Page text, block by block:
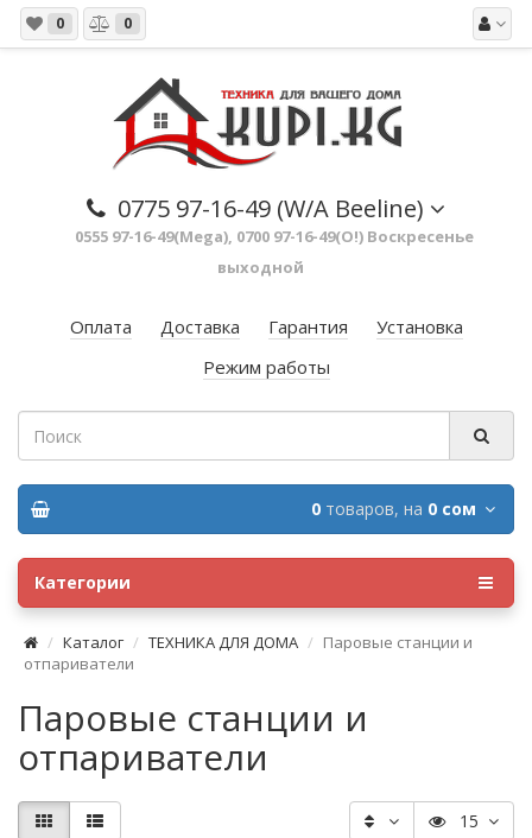
0 0
0775 97-16-49 (W/A Beeline)
0555 97-16-49(Mega), 0700 97-16-49(O!) Воскресенье
выходной
Оплата Доставка Гарантия
Установка
Режим работы
0 товаров, на 0 сом
Категории
Каталог ТЕХНИКА ДЛЯ ДОМА
Паровые станции и
отпариватели
Паровые станции и
отпариватели
15